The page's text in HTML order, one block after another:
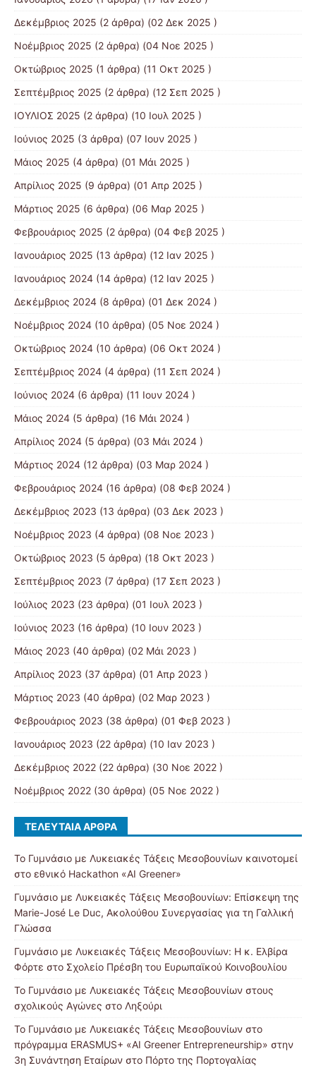
Δεκέμβριος 2025 (2 άρθρα) (02 Δεκ 2025 )
Νοέμβριος 2025 (2 άρθρα) (04 Νοε 2025 )
Οκτώβριος 2025 (1 άρθρα) (11 Οκτ 2025 )
Σεπτέμβριος 2025 (2 άρθρα) (12 Σεπ 2025 )
ΙΟΥΛΙΟΣ 2025 (2 άρθρα) (10 Ιουλ 2025 )
Ιούνιος 2025 (3 άρθρα) (07 Ιουν 2025 )
Μάιος 2025 (4 άρθρα) (01 Μάι 2025 )
Απρίλιος 2025 (9 άρθρα) (01 Απρ 2025 )
Μάρτιος 2025 (6 άρθρα) (06 Μαρ 2025 )
Φεβρουάριος 2025 (2 άρθρα) (04 Φεβ 2025 )
Ιανουάριος 2025 (13 άρθρα) (12 Ιαν 2025 )
Ιανουάριος 2024 (14 άρθρα) (12 Ιαν 2025 )
Δεκέμβριος 2024 (8 άρθρα) (01 Δεκ 2024 )
Νοέμβριος 2024 (10 άρθρα) (05 Νοε 2024 )
Οκτώβριος 2024 (10 άρθρα) (06 Οκτ 2024 )
Σεπτέμβριος 2024 (4 άρθρα) (11 Σεπ 2024 )
Ιούνιος 2024 (6 άρθρα) (11 Ιουν 2024 )
Μάιος 2024 (5 άρθρα) (16 Μάι 2024 )
Απρίλιος 2024 (5 άρθρα) (03 Μάι 2024 )
Μάρτιος 2024 (12 άρθρα) (03 Μαρ 2024 )
Φεβρουάριος 2024 (16 άρθρα) (08 Φεβ 2024 )
Δεκέμβριος 2023 (13 άρθρα) (03 Δεκ 2023 )
Νοέμβριος 2023 (4 άρθρα) (08 Νοε 2023 )
Οκτώβριος 2023 (5 άρθρα) (18 Οκτ 2023 )
Σεπτέμβριος 2023 (7 άρθρα) (17 Σεπ 2023 )
Ιούλιος 2023 (23 άρθρα) (01 Ιουλ 2023 )
Ιούνιος 2023 (16 άρθρα) (10 Ιουν 2023 )
Μάιος 2023 (40 άρθρα) (02 Μάι 2023 )
Απρίλιος 2023 (37 άρθρα) (01 Απρ 2023 )
Μάρτιος 2023 (40 άρθρα) (02 Μαρ 2023 )
Φεβρουάριος 2023 (38 άρθρα) (01 Φεβ 2023 )
Ιανουάριος 2023 (22 άρθρα) (10 Ιαν 2023 )
Δεκέμβριος 2022 (22 άρθρα) (30 Νοε 2022 )
Νοέμβριος 2022 (30 άρθρα) (05 Νοε 2022 )
ΤΕΛΕΥΤΑΊΑ ΆΡΘΡΑ
Το Γυμνάσιο με Λυκειακές Τάξεις Μεσοβουνίων καινοτομεί
στο εθνικό Hackathon «AI Greener»
Γυμνάσιο με Λυκειακές Τάξεις Μεσοβουνίων: Επίσκεψη της
Marie-José Le Duc, Ακολούθου Συνεργασίας για τη Γαλλική
Γλώσσα
Γυμνάσιο με Λυκειακές Τάξεις Μεσοβουνίων: Η κ. Ελβίρα
Φόρτε στο Σχολείο Πρέσβη του Ευρωπαϊκού Κοινοβουλίου
Το Γυμνάσιο με Λυκειακές Τάξεις Μεσοβουνίων στους
σχολικούς Αγώνες στο Ληξούρι
Το Γυμνάσιο με Λυκειακές Τάξεις Μεσοβουνίων στο
πρόγραμμα ERASMUS+ «AI Greener Entrepreneurship» στην
3η Συνάντηση Εταίρων στο Πόρτο της Πορτογαλίας